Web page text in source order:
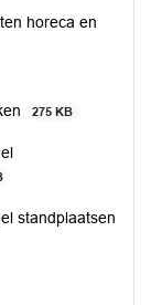
horeca en
275 KB
standplaatsen